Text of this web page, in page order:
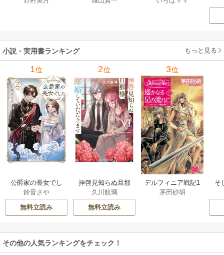
小説・実用書ランキング もっと見る
1位
公爵家の長女でし
た
鈴音さや
無料立読み
2位
拝啓見知らぬ旦那
様、離婚していた
だきます
久川航璃
無料立読み
3位
デルフィニア戦記1
茅田砂胡
そ
その他の人気ランキングをチェック！